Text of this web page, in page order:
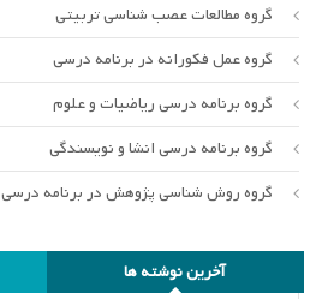
گروه مطالعات عصب شناسی تربیتی
گروه عمل فکورانه در برنامه درسی
گروه برنامه درسی ریاضیات و علوم
گروه برنامه درسی انشا و نویسندگی
گروه روش شناسی پژوهش در برنامه درسی
آخرین نوشته ها